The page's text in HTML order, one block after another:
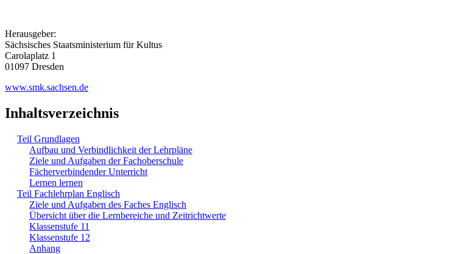
Herausgeber:
Sächsisches Staatsministerium für Kultus
Carolaplatz 1
01097 Dresden
www.smk.sachsen.de
Inhaltsverzeichnis
Teil Grundlagen
Aufbau und Verbindlichkeit der Lehrpläne
Ziele und Aufgaben der Fachoberschule
Fächerverbindender Unterricht
Lernen lernen
Teil Fachlehrplan Englisch
Ziele und Aufgaben des Faches Englisch
Übersicht über die Lernbereiche und Zeitrichtwerte
Klassenstufe 11
Klassenstufe 12
Anhang